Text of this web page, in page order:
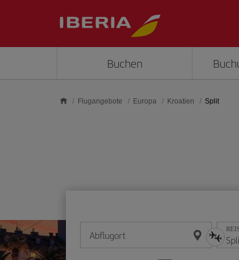
Buchen
Flugangebote Europa Kroatien Split
Abflugort